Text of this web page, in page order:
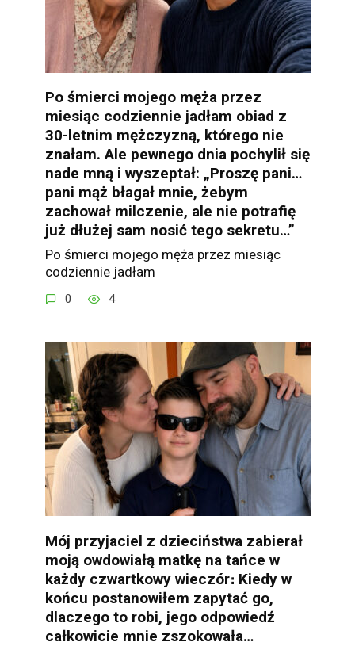
Po śmierci mojego męża przez
miesiąc codziennie jadłam obiad z
30-letnim mężczyzną, którego nie
znałam. Ale pewnego dnia pochylił się
nade mną i wyszeptał: „Proszę pani…
pani mąż błagał mnie, żebym
zachował milczenie, ale nie potrafię
już dłużej sam nosić tego sekretu…”
Po śmierci mojego męża przez miesiąc
codziennie jadłam
0 4
Mój przyjaciel z dzieciństwa zabierał
moją owdowiałą matkę na tańce w
każdy czwartkowy wieczór։ Kiedy w
końcu postanowiłem zapytać go,
dlaczego to robi, jego odpowiedź
całkowicie mnie zszokowała…